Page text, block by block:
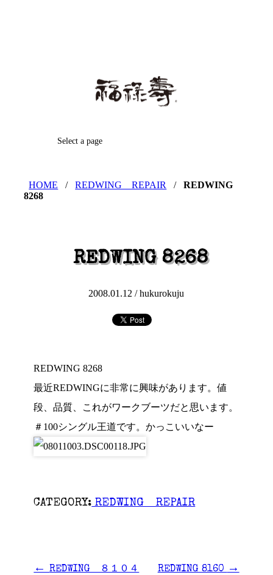
Select a page
HOME / REDWING REPAIR /
REDWING
8268
REDWING 8268
2008.01.12 /hukurokuju
REDWING 8268
最近REDWINGに非常に興味があります。値
段、品質、これがワークブーツだと思います。
＃100シングル王道です。かっこいいなー
CATEGORY:REDWING REPAIR
←REDWING ８１０４ REDWING 8160→